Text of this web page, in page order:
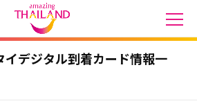
イデジタル到着カード情報一